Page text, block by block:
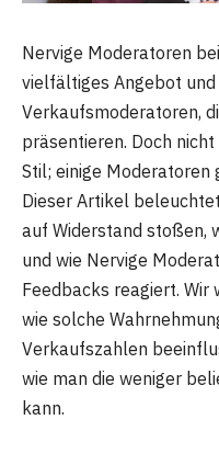
Nervige Moderatoren
vielfältiges Angebot und
Verkaufsmoderatoren,
präsentieren. Doch
Stil; einige Moderatoren
Dieser Artikel
auf Widerstand stoßen,
und wie Nervige
Feedbacks reagiert. Wir
wie solche
Verkaufszahlen
wie man die weniger
kann.